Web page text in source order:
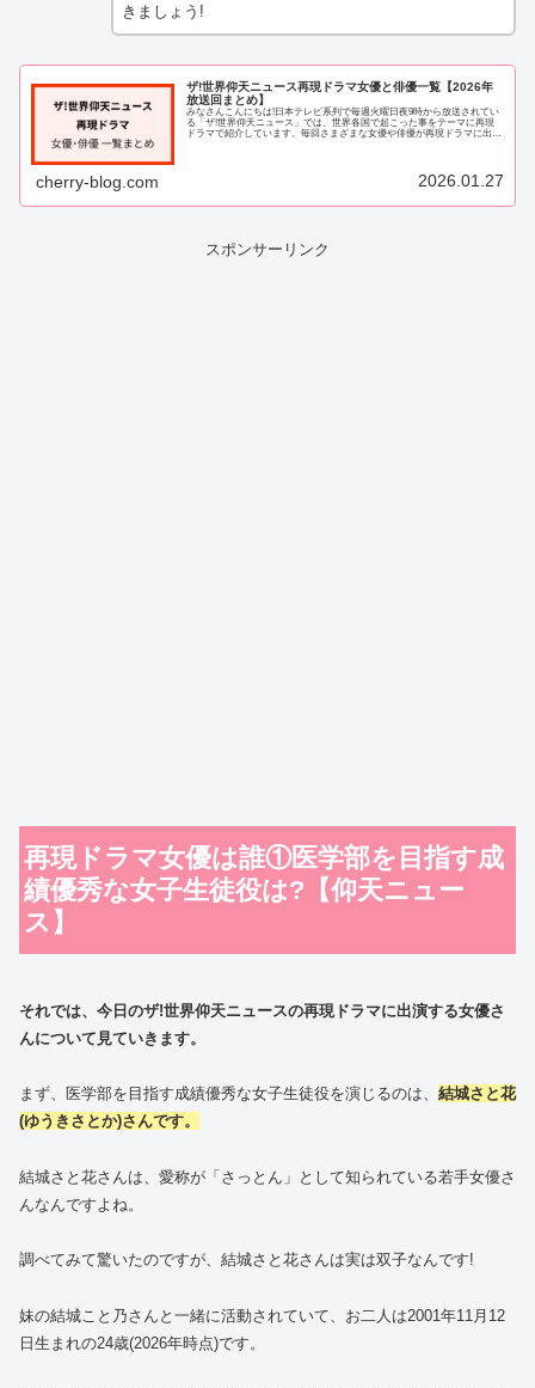
きましょう!
ザ!世界仰天ニュース再現ドラマ女優と俳優一覧【2026年
放送回まとめ】
みなさんこんにちは!日本テレビ系列で毎週火曜日夜9時から放送されてい
る「ザ!世界仰天ニュース」では、世界各国で起こった事をテーマに再現
ドラマで紹介しています。毎回さまざまな女優や俳優が再現ドラマに出演
cherry-blog.com 2026.01.27
スポンサーリンク
再現ドラマ女優は誰①医学部を目指す成
績優秀な女子生徒役は?【仰天ニュー
ス】
それでは、今日のザ!世界仰天ニュースの再現ドラマに出演する女優さ
んについて見ていきます。
まず、医学部を目指す成績優秀な女子生徒役を演じるのは、 結城さと花
(ゆうきさとか)さんです。
結城さと花さんは、愛称が「さっとん」として知られている若手女優さ
んなんですよね。
調べてみて驚いたのですが、結城さと花さんは実は双子なんです!
妹の結城こと乃さんと一緒に活動されていて、お二人は2001年11月12
日生まれの24歳(2026年時点)です。